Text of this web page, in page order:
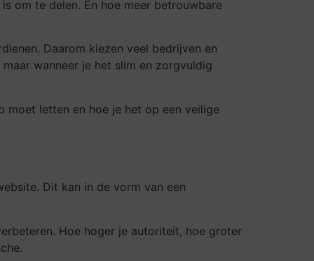
om te delen. En hoe meer betrouwbare
Daarom kiezen veel bedrijven en
wanneer je het slim en zorgvuldig
letten en hoe je het op een veilige
Dit kan in de vorm van een
Hoe hoger je autoriteit, hoe groter